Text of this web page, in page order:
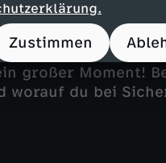
Zustimmen
drinsteckt und
großer Moment!
worauf du bei